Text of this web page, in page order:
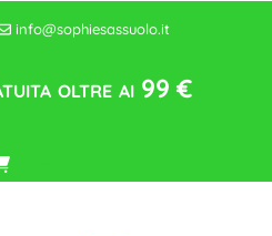
info@sophiesassuolo.it
oltre ai 99 €